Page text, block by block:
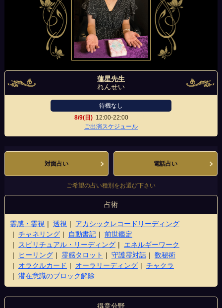
蓮星先生
れんせい
待機なし
8/9(日) 12:00-22:00
ご出演スケジュール
対面占い 電話占い
ご希望の占い種別をお選び下さい
占術
霊感・霊視 透視
アカシックレコードリーディング
チャネリング
自動書記
前世鑑定
スピリチュアル・リーディング
エネルギーワーク
ヒーリング
霊感タロット 守護霊対話
数秘術
オラクルカード
オーラリーディング
チャクラ
潜在意識のブロック解除
得意分野